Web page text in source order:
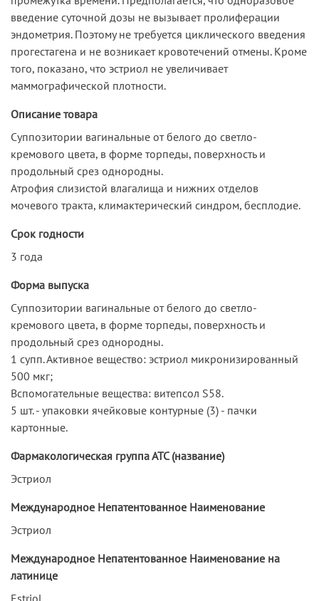
введение суточной дозы не вызывает пролиферации
эндометрия. Поэтому не требуется циклического введения
прогестагена и не возникает кровотечений отмены. Кроме
того, показано, что эстриол не увеличивает
маммографической плотности.
Описание товара
Суппозитории вагинальные от белого до светло-
кремового цвета, в форме торпеды, поверхность и
продольный срез однородны.
Атрофия слизистой влагалища и нижних отделов
мочевого тракта, климактерический синдром, бесплодие.
Срок годности
3 года
Форма выпуска
Суппозитории вагинальные от белого до светло-
кремового цвета, в форме торпеды, поверхность и
продольный срез однородны.
1 супп. Активное вещество: эстриол микронизированный
500 мкг;
Вспомогательные вещества: витепсол S58.
5 шт. - упаковки ячейковые контурные (3) - пачки
картонные.
Фармакологическая группа АТС (название)
Эстриол
Международное Непатентованное Наименование
Эстриол
Международное Непатентованное Наименование на
латинице
Estriol